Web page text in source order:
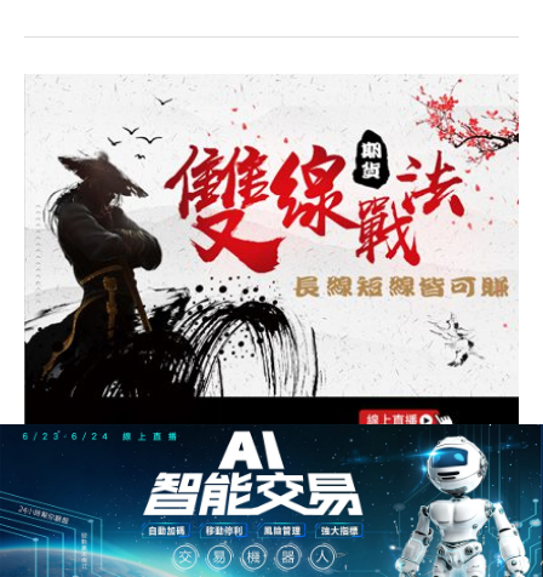
均線設定怎麼做比較好 ? 用期貨雙均線戰
法，1次學會長線短線交易！
1718人 均線設定